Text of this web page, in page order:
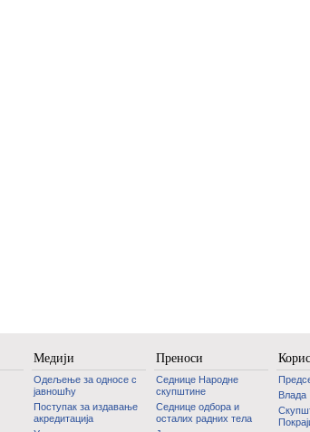
Медији
Одељење за односе с
јавношћу
Поступак за издавање
акредитација
Преноси
Седнице Народне
скупштине
Седнице одбора и
осталих радних тела
Влада